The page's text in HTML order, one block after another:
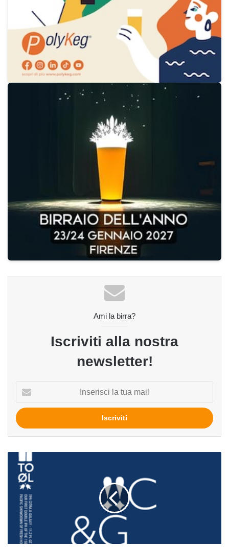
Ami la birra?
Iscriviti alla nostra
newsletter!
tua
mail
Series:
!!PA
Citra
Galaxy
!!C&G
birrificio